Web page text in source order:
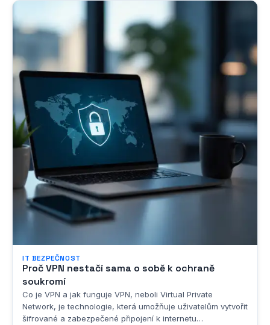
IT BEZPEČNOST
Proč VPN nestačí sama o sobě k ochraně
soukromí
Co je VPN a jak funguje VPN, neboli Virtual Private
Network, je technologie, která umožňuje uživatelům vytvořit
šifrované a zabezpečené připojení k internetu